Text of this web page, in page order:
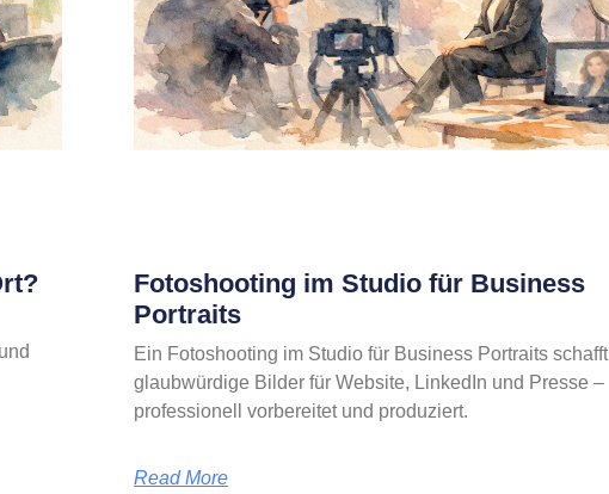
Fotoshooting im Studio für Business
Portraits
Ein Fotoshooting im Studio für Business Portraits schafft
glaubwürdige Bilder für Website, LinkedIn und Presse –
professionell vorbereitet und produziert.
Read More